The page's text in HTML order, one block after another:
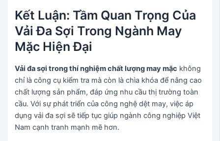
Kết Luận: Tầm Quan Trọng Của
Vải Đa Sợi Trong Ngành May
Mặc Hiện Đại
Vải đa sợi trong thí nghiệm chất lượng may mặc không
chỉ là công cụ kiểm tra mà còn là chìa khóa để nâng cao
chất lượng sản phẩm, đáp ứng nhu cầu thị trường toàn
cầu. Với sự phát triển của công nghệ dệt may, việc áp
dụng vải đa sợi sẽ tiếp tục giúp ngành công nghiệp Việt
Nam cạnh tranh mạnh mẽ hơn.